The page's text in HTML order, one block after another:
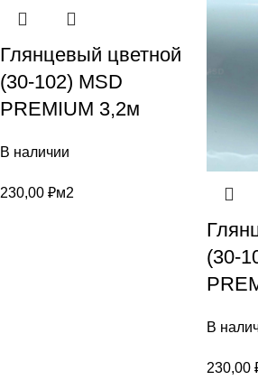
Глянцевый цветной
(30-102) MSD
PREMIUM 3,2м
В наличии
230,00 ₽м2
(30-
В
230,00